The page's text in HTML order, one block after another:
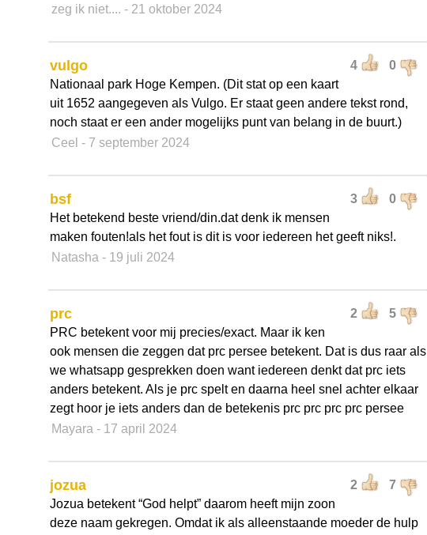
zeg ik niet.... - 21 oktober 2024
4 0
vulgo
Nationaal park Hoge Kempen. (Dit stat op een kaart
uit 1652 aangegeven als Vulgo. Er staat geen andere tekst rond,
noch staat er een ander mogelijks punt van belang in de buurt.)
Ceel - 7 september 2024
3 0
bsf
Het betekend beste vriend/din.dat denk ik mensen
maken fouten!als het fout is dit is voor iedereen het geeft niks!.
Natasha - 19 juli 2024
2 5
prc
PRC betekent voor mij precies/exact. Maar ik ken
ook mensen die zeggen dat prc persee betekent. Dat is dus raar als
we whatsapp gesprekken doen want iedereen denkt dat prc iets
anders betekent. Als je prc spelt en daarna heel snel achter elkaar
zegt hoor je iets anders dan de betekenis prc prc prc prc persee
Mayara - 17 april 2024
2 7
jozua
Jozua betekent “God helpt” daarom heeft mijn zoon
deze naam gekregen. Omdat ik als alleenstaande moeder de hulp